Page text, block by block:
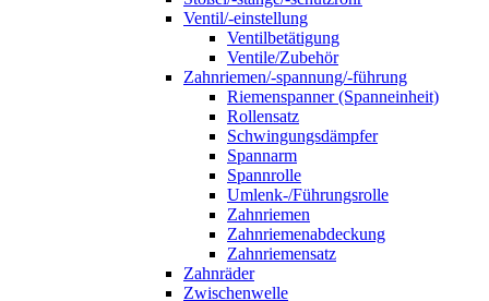
Ventil/-einstellung
Ventilbetätigung
Ventile/Zubehör
Zahnriemen/-spannung/-führung
Riemenspanner (Spanneinheit)
Rollensatz
Schwingungsdämpfer
Spannarm
Spannrolle
Umlenk-/Führungsrolle
Zahnriemen
Zahnriemenabdeckung
Zahnriemensatz
Zahnräder
Zwischenwelle